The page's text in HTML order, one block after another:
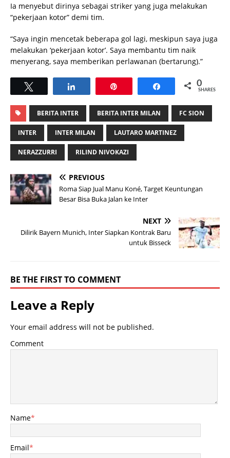
Ia menyebut dirinya sebagai striker yang juga melakukan
“pekerjaan kotor” demi tim.
“Saya ingin mencetak beberapa gol lagi, meskipun saya juga
melakukan ‘pekerjaan kotor’. Saya membantu tim naik
menyerang, saya memberikan perlawanan (bertarung).”
Share 0
SHARES
BERITA INTER BERITA INTER MILAN FC SION
INTER INTER MILAN LAUTARO MARTINEZ
NERAZZURRI RILIND NIVOKAZI
PREVIOUS
Roma Siap Jual Manu Koné, Target Keuntungan
Besar Bisa Buka Jalan ke Inter
NEXT
Dilirik Bayern Munich, Inter Siapkan Kontrak Baru
untuk Bisseck
BE THE FIRST TO COMMENT
Leave a Reply
Your email address will not be published.
Comment
Name*
Email*